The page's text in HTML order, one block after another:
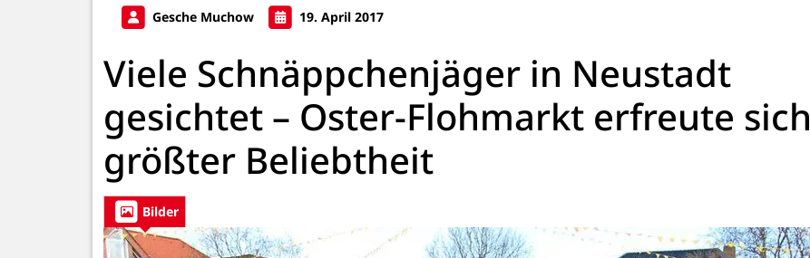
Gesche Muchow 19. April 2017
Viele Schnäppchenjäger in Neustadt
gesichtet – Oster-Flohmarkt erfreute sich
größter Beliebtheit
Bilder